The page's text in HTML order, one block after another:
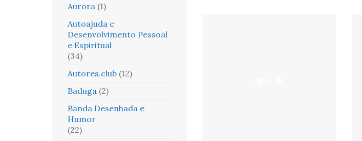
Aurora (1)
Autoajuda e
Desenvolvimento Pessoal
e Espiritual
(34)
Autores.club (12)
Baduga (2)
Banda Desenhada e
Humor
(22)